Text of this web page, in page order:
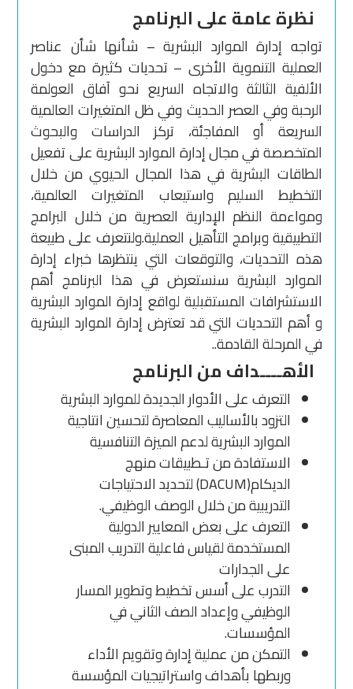
نظرة عامة على البرنامج
تواجه إدارة الموارد البشرية – شأنها شأن عناصر
العملية التنموية الأخرى – تحديات كثيرة مع دخول
الألفية الثالثة والاتجاه السريع نحو آفاق العولمة
الرحبة وفي العصر الحديث وفي ظل المتغيرات العالمية
السريعة أو المفاجئة، تركز الدراسات والبحوث
المتخصصة في مجال إدارة الموارد البشرية على تفعيل
الطاقات البشرية في هذا المجال الحيوي من خلال
التخطيط السليم واستيعاب المتغيرات العالمية،
ومواءمة النظم الإدارية العصرية من خلال البرامج
التطبيقية وبرامج التأهيل العملية.ولنتعرف على طبيعة
هذه التحديات، والتوقعات التي ينتظرها خبراء إدارة
الموارد البشرية سنستعرض في هذا البرنامج أهم
الاستشرافات المستقبلية لواقع إدارة الموارد البشرية
و أهم التحديات التي قد تعترض إدارة الموارد البشرية
في المرحلة القادمة..
الأهــــداف من البرنامج
التعرف على الأدوار الجديدة للموارد البشرية
التزود بالأساليب المعاصرة لتحسين انتاجية
الموارد البشرية لدعم الميزة التنافسية
الاستفادة من تـطبيقات منهج
الديكام(DACUM) لتحديد الاحتياجات
التدريبية من خلال الوصف الوظيفي.
التعرف على بعض المعايير الدولية
المستخدمة لقياس فاعلية التدريب المبنى
على الجدارات
التدرب على أسس تخطيط وتطوير المسار
الوظيفي وإعداد الصف الثاني في
المؤسسات.
التمكن من عملية إدارة وتقويم الأداء
وربطها بأهداف واستراتيجيات المؤسسة